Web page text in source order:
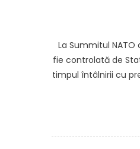
La Summitul
fie controlată de
timpul întâlnirii cu